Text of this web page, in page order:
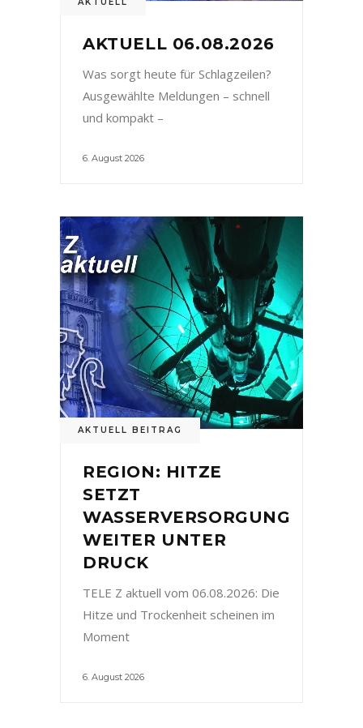
AKTUELL 06.08.2026
Was sorgt heute für Schlagzeilen?
Ausgewählte Meldungen – schnell
und kompakt –
6. August 2026
AKTUELL BEITRAG
REGION: HITZE
SETZT
WASSERVERSORGUNG
WEITER UNTER
DRUCK
TELE Z aktuell vom 06.08.2026: Die
Hitze und Trockenheit scheinen im
Moment
6. August 2026